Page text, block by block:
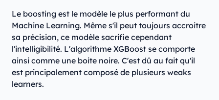
Le boosting est le modèle le plus performant du
Machine Learning. Même s'il peut toujours accroitre
sa précision, ce modèle sacrifie cependant
l'intelligibilité. L'algorithme XGBoost se comporte
ainsi comme une boite noire. C'est dû au fait qu'il
est principalement composé de plusieurs weaks
learners.